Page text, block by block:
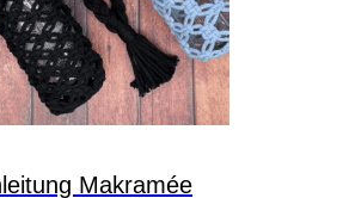
Makramée